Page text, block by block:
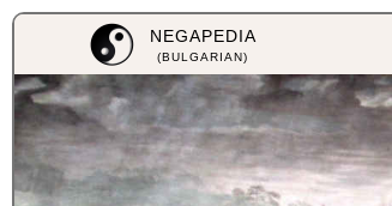
NEGAPEDIA
(BULGARIAN)